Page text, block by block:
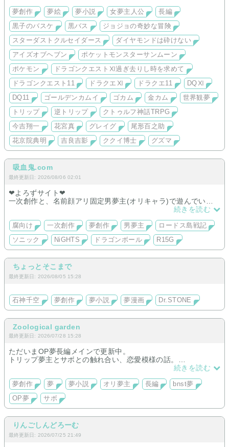
妖ウォ(大ガマ受け 土ガマが主)
一次創作も稀にあります
尾形百之助 逆トリップ＆トリップ 完結 ゲーム製作中
花京院典明 第三部、第四部、アイズオブヘブン世界観夢 完
結 イラストはまだまだ描きます
グレイグ 世界観夢 完結
ククイ グズマ 過去から現在までのＩＦストーリー 誰とも結
ばれない恋愛要素ありの世界観友情夢
花宮真 今吉翔一 性悪たちの三角関係 恋愛夢
【次に夢創作を行う予定のキャラクター（2026/7/19時点）】
アントーニョ・フェルナンデス・カリエド ほのぼのしている
ような気がするようでしないかもな結婚生活
御剣怜侍 方針思案中
松野カラ松 松野一松 それぞれ書く予定
（刀剣乱舞もゆくゆくは）
夢創作 夢絵 夢小説 女夢主人公
長編
黒子のバスケ
黒バス
ジョジョの奇妙な冒険
スターダストクルセイダース
ダイヤモンドは砕けない
アイズオブヘブン
ポケットモンスターサンムーン
ポケモン
ドラゴンクエストⅪ過ぎ去りし時を求めて
ドラゴンクエスト11
ドラクエⅪ ドラクエ11
DQⅪ
DQ11
ゴールデンカムイ ゴカム 金カム
世界観夢
トリップ
逆トリップ
クトゥルフ神話TRPG
今吉翔一
花宮真 グレイグ
尾形百之助
花京院典明
吉良吉影 ククイ博士 グズマ
吸血鬼.com
最終更新日: 2026/08/06 02:01
❤︎よろずサイト❤︎
一次創作と、名前顔アリ固定男夢主(オリキャラ)で遊んでいま
はヤムチャメインですv v
最近ゼノバをはじめました
ソニックだけNiGHTSとクロスオーバーしてます。
続きを読む
腐向け 一次創作 夢創作 男夢主
ロードス島戦記
ソニック
NiGHTS ドラゴンボール R15G
ちょっとそこまで
最終更新日: 2026/08/05 15:28
石神千空 夢創作 夢小説 夢漫画 Dr.STONE
Zoological garden
最終更新日: 2026/07/28 15:28
ただいまOP夢長編メインで更新中。
トリップ夢主とサボとの触れ合い、恋愛模様の話。
※bnst夢は完結しました。
続きを読む
夢創作 夢 夢小説 オリ夢主 長編
bnst夢
OP夢
サボ
りんごしんどろーむ
最終更新日: 2026/07/25 21:49